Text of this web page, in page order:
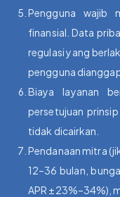
Pengguna wajib
finansial. Data
regulasi yang
pengguna
Biaya layanan
persetujuan
tidak dicairkan.
Pendanaan mitra
12–36 bulan,
APR ±23%–34%),